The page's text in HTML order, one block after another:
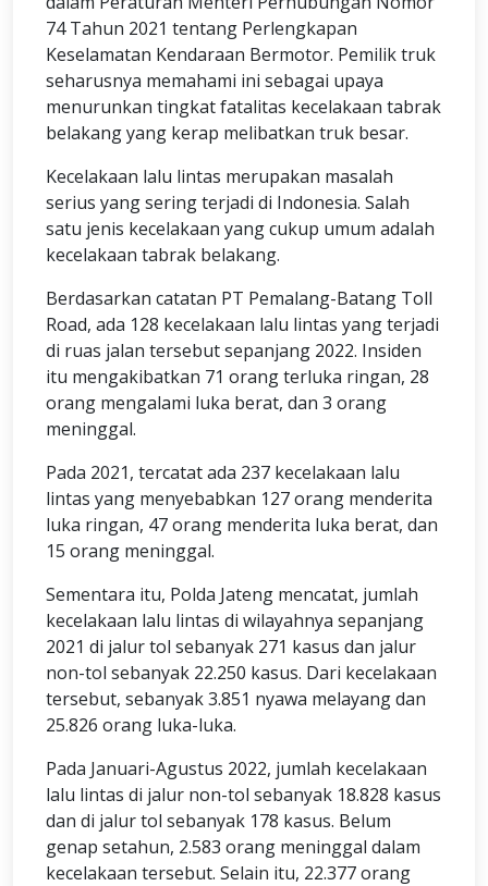
74 Tahun 2021 tentang Perlengkapan
Keselamatan Kendaraan Bermotor. Pemilik truk
seharusnya memahami ini sebagai upaya
menurunkan tingkat fatalitas kecelakaan tabrak
belakang yang kerap melibatkan truk besar.
Kecelakaan lalu lintas merupakan masalah
serius yang sering terjadi di Indonesia. Salah
satu jenis kecelakaan yang cukup umum adalah
kecelakaan tabrak belakang.
Berdasarkan catatan PT Pemalang-Batang Toll
Road, ada 128 kecelakaan lalu lintas yang terjadi
di ruas jalan tersebut sepanjang 2022. Insiden
itu mengakibatkan 71 orang terluka ringan, 28
orang mengalami luka berat, dan 3 orang
meninggal.
Pada 2021, tercatat ada 237 kecelakaan lalu
lintas yang menyebabkan 127 orang menderita
luka ringan, 47 orang menderita luka berat, dan
15 orang meninggal.
Sementara itu, Polda Jateng mencatat, jumlah
kecelakaan lalu lintas di wilayahnya sepanjang
2021 di jalur tol sebanyak 271 kasus dan jalur
non-tol sebanyak 22.250 kasus. Dari kecelakaan
tersebut, sebanyak 3.851 nyawa melayang dan
25.826 orang luka-luka.
Pada Januari-Agustus 2022, jumlah kecelakaan
lalu lintas di jalur non-tol sebanyak 18.828 kasus
dan di jalur tol sebanyak 178 kasus. Belum
genap setahun, 2.583 orang meninggal dalam
kecelakaan tersebut. Selain itu, 22.377 orang